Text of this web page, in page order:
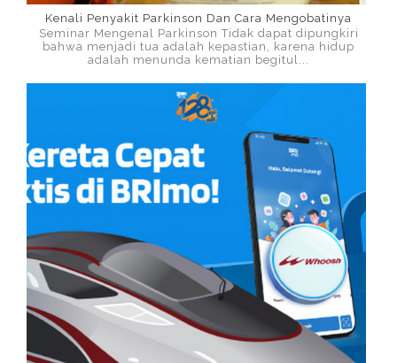
Kenali Penyakit Parkinson Dan Cara Mengobatinya
Seminar Mengenal Parkinson Tidak dapat dipungkiri
bahwa menjadi tua adalah kepastian, karena hidup
adalah menunda kematian begitul...